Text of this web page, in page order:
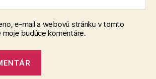
e-mail a webovú stránku v tomto
moje budúce komentáre.